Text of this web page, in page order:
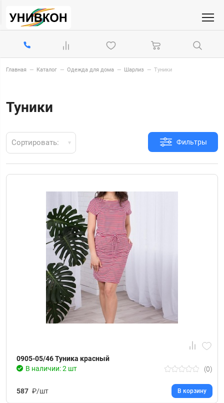
Главная — Каталог — Одежда для дома — Шарлиз — Туники
Туники
Фильтры
Сортировать:
0905-05/46 Туника красный
В наличии: 2 шт
(0)
587 ₽/шт В корзину